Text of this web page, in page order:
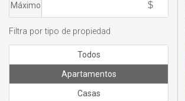
Máximo
Filtra por tipo de propiedad
Todos
Apartamentos
Casas